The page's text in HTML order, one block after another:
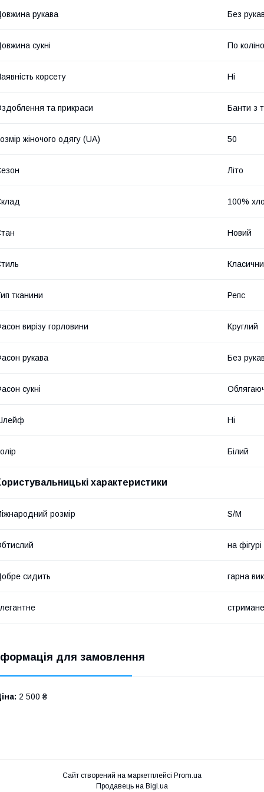
рукава Без
сукні По коліно
корсету Ні
та прикраси Банти з
жіночого одягу (UA) 50
Літо
100%
Новий
тканини Репс
вирізу горловини Круглий
рукава Без
сукні
Ні
Білий
характеристики
розмір S/M
на фігурі
сидить гарна
стримане
для замовлення
2 500 ₴
Сайт створений на маркетплейсі Prom.ua
Продавець на Bigl.ua